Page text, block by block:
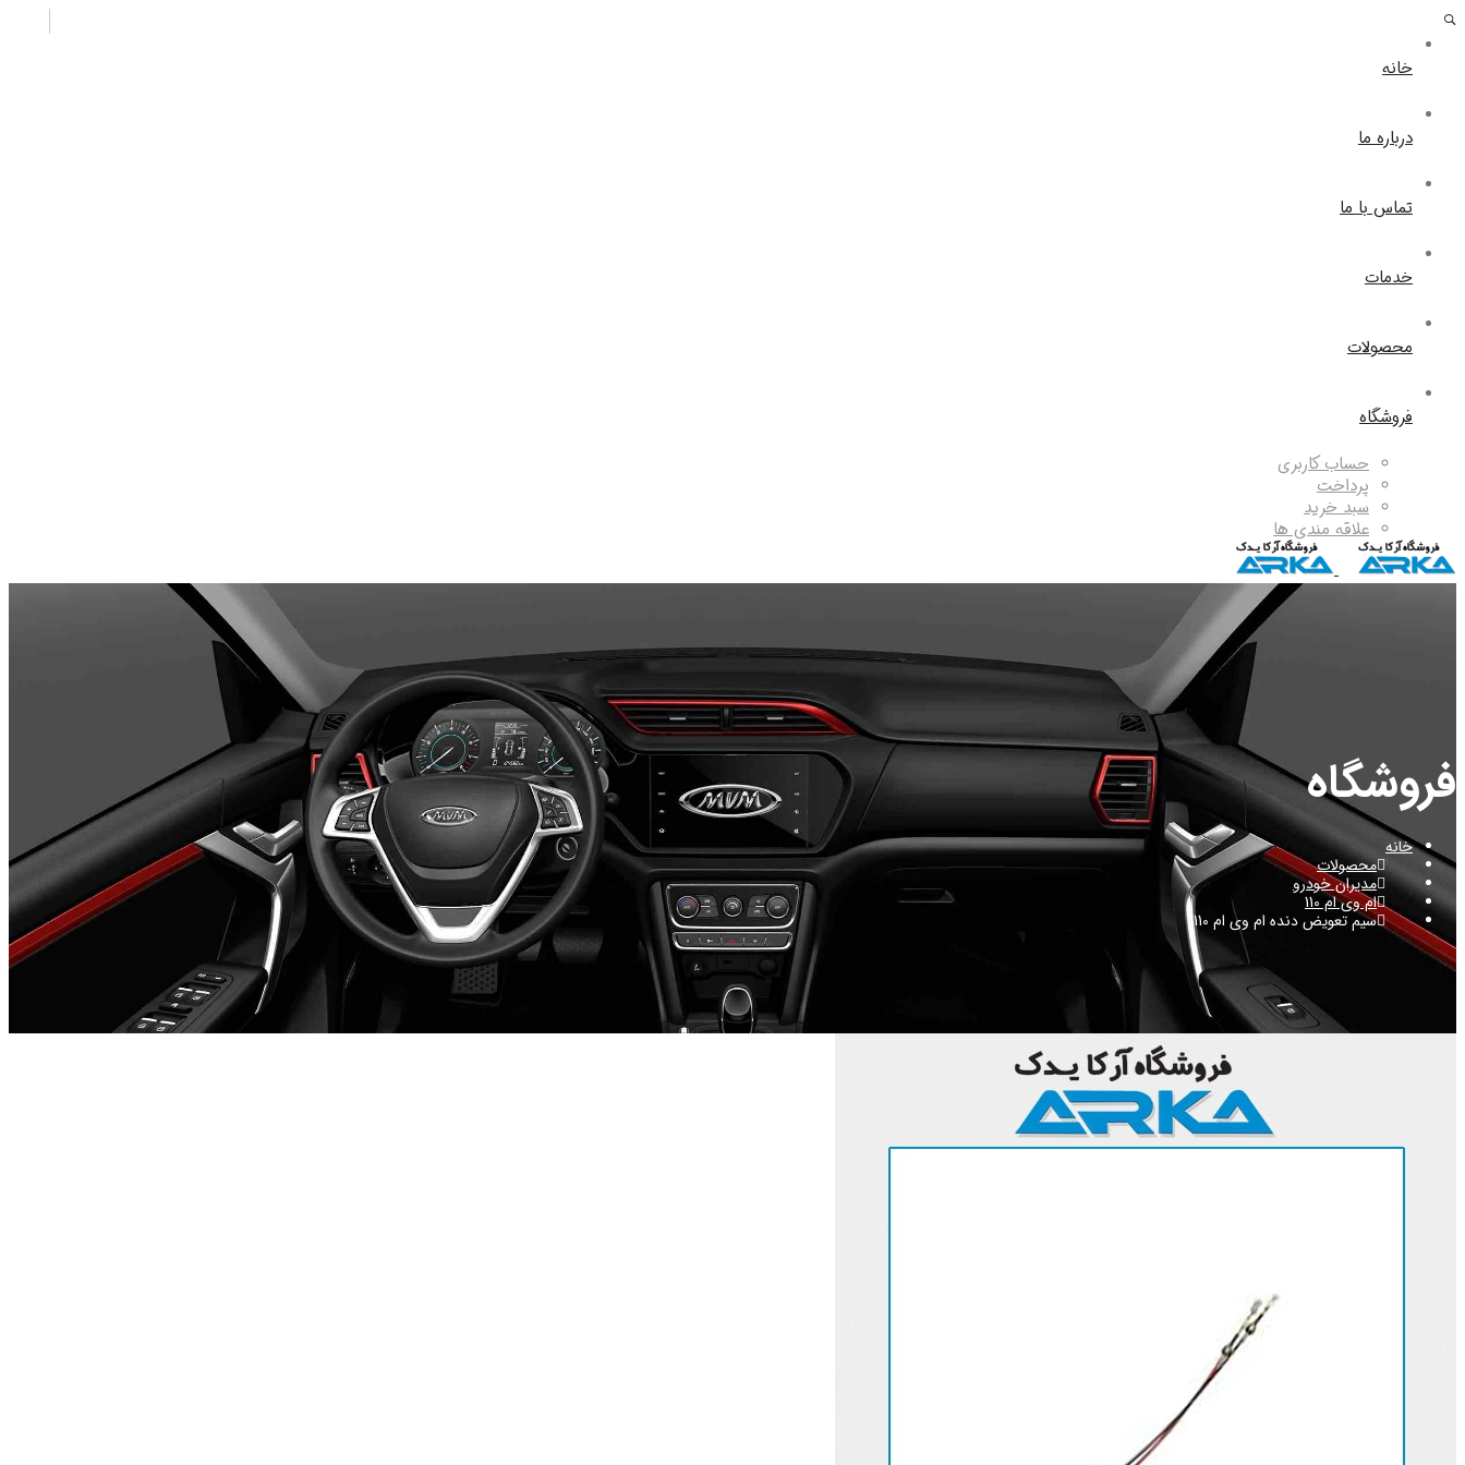
خانه
درباره ما
تماس با ما
خدمات
محصولات
فروشگاه
حساب کاربری
پرداخت
سبد خرید
علاقه مندی ها
فروشگاه
خانه
محصولات
مدیران خودرو
ام وی ام 110
سیم تعویض دنده ام وی ام 110